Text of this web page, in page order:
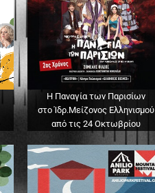
Η Παναγία των Παρισίων
στο Ίδρ.Μείζονος Ελληνισμού
από τις 24 Οκτωβρίου